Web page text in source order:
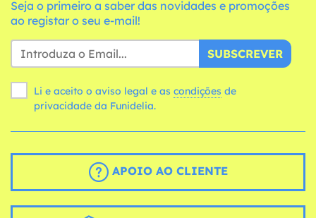
Seja o primeiro a saber das novidades e promoções
ao registar o seu e-mail!
SUBSCREVER
Li e aceito o aviso legal e as condições
privacidade da Funidelia.
APOIO AO CLIENTE